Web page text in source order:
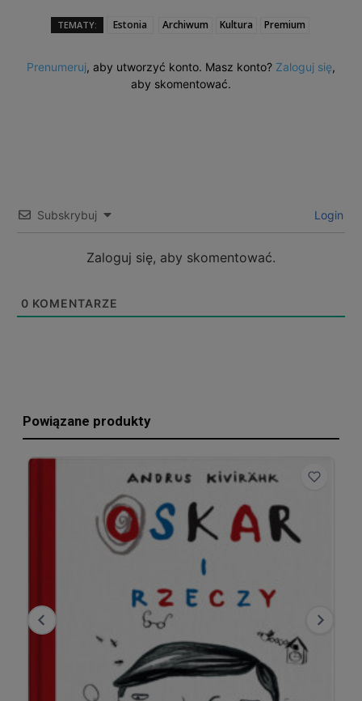
TEMATY: Estonia Archiwum Kultura Premium
Prenumeruj, aby utworzyć konto. Masz konto? Zaloguj się,
aby skomentować.
Subskrybuj Login
Zaloguj się, aby skomentować.
0 KOMENTARZE
Powiązane produkty